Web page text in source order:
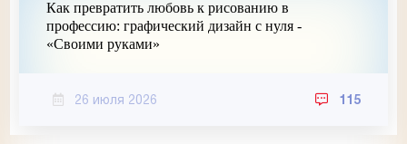
Как превратить любовь к рисованию в
профессию: графический дизайн с нуля -
«Своими руками»
26 июля 2026 115